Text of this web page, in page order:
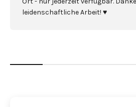
leidenschaftliche Arbeit! ♥️